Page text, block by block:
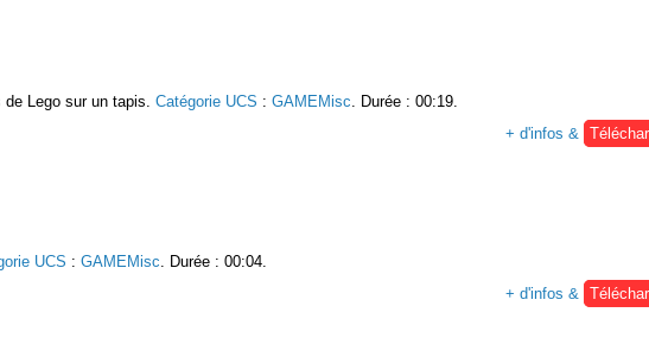
de Lego sur un tapis. Catégorie UCS : GAMEMisc. Durée : 00:19.
+ d'infos &
UCS : GAMEMisc . Durée : 00:04.
+ d'infos &